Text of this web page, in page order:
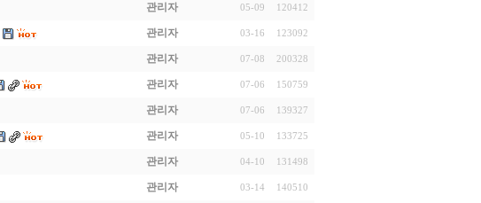
관리자 05-09 120412
관리자 03-16 123092
관리자 07-08 200328
관리자 07-06 150759
관리자 07-06 139327
관리자 05-10 133725
관리자 04-10 131498
관리자 03-14 140510